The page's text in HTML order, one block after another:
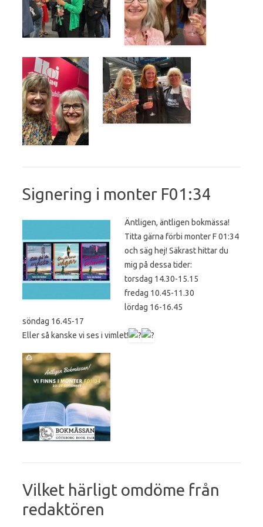
Signering i monter F01:34
Äntligen, äntligen bokmässa!
Titta gärna förbi monter F 01:34
och säg hej! Säkrast hittar du
mig på dessa tider:
torsdag 14.30-15.15
fredag 10.45-11.30
lördag 16-16.45
söndag 16.45-17
Eller så kanske vi ses i vimlet!
Vilket härligt omdöme från
redaktören